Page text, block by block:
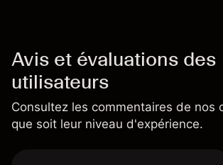
Avis et évaluations des
utilisateurs
Consultez les commentaires de nos
que soit leur niveau d'expérience.